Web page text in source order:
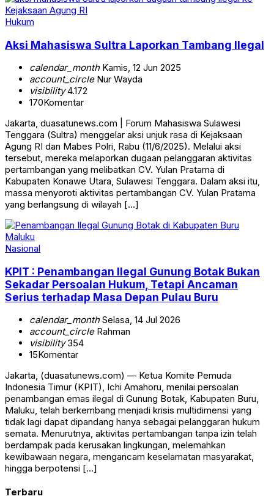
Hukum
Aksi Mahasiswa Sultra Laporkan Tambang Ilegal
calendar_monthKamis, 12 Jun 2025
account_circleNur Wayda
visibility4.172
170Komentar
Jakarta, duasatunews.com | Forum Mahasiswa Sulawesi
Tenggara (Sultra) menggelar aksi unjuk rasa di Kejaksaan
Agung RI dan Mabes Polri, Rabu (11/6/2025). Melalui aksi
tersebut, mereka melaporkan dugaan pelanggaran aktivitas
pertambangan yang melibatkan CV. Yulan Pratama di
Kabupaten Konawe Utara, Sulawesi Tenggara. Dalam aksi itu,
massa menyoroti aktivitas pertambangan CV. Yulan Pratama
yang berlangsung di wilayah […]
Nasional
KPIT : Penambangan Ilegal Gunung Botak Bukan
Sekadar Persoalan Hukum, Tetapi Ancaman
Serius terhadap Masa Depan Pulau Buru
calendar_monthSelasa, 14 Jul 2026
account_circleRahman
visibility354
15Komentar
Jakarta, (duasatunews.com) — Ketua Komite Pemuda
Indonesia Timur (KPIT), Ichi Amahoru, menilai persoalan
penambangan emas ilegal di Gunung Botak, Kabupaten Buru,
Maluku, telah berkembang menjadi krisis multidimensi yang
tidak lagi dapat dipandang hanya sebagai pelanggaran hukum
semata. Menurutnya, aktivitas pertambangan tanpa izin telah
berdampak pada kerusakan lingkungan, melemahkan
kewibawaan negara, mengancam keselamatan masyarakat,
hingga berpotensi […]
Terbaru